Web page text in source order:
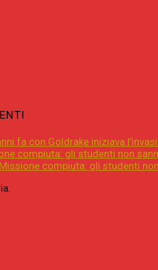
fa con Goldrake iniziava
compiuta: gli studenti non
Missione compiuta: gli studenti